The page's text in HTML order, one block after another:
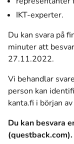
IKT-experter.
Du kan svara på
minuter att
27.11.2022.
Vi behandlar
person kan
kanta.fi i början
Du kan besvara
(questback.com).